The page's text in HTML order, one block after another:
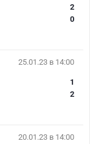
2
0
25.01.23 в 14:00
1
2
20.01.23 в 14:00